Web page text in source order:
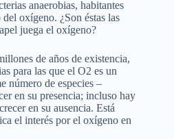
anaerobias, habitantes
oxígeno. ¿Son éstas las
juega el oxígeno?
de años de existencia,
para las que el O2 es un
número de especies –
en su presencia; incluso hay
en su ausencia. Está
el interés por el oxígeno en